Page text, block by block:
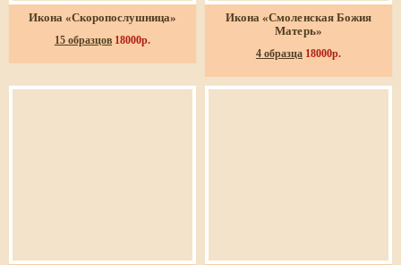
Икона «Скоропослушница»
15 образцов 18000р.
Икона «Смоленская Божия
Матерь»
4 образца 18000р.